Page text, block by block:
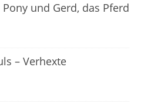
und Gerd, das Pferd
– Verhexte